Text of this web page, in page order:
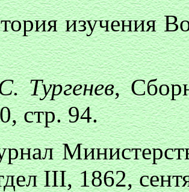
изучения
Тургенев,
стр. 94.
III, 1862,